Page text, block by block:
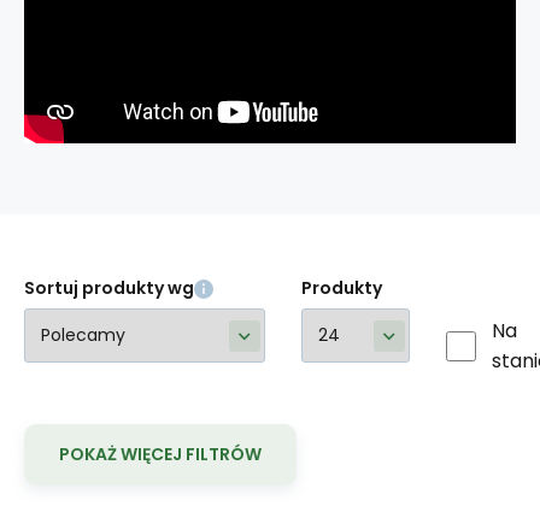
Sortuj produkty wg Produkty
Na
POKAŻ WIĘCEJ FILTRÓW